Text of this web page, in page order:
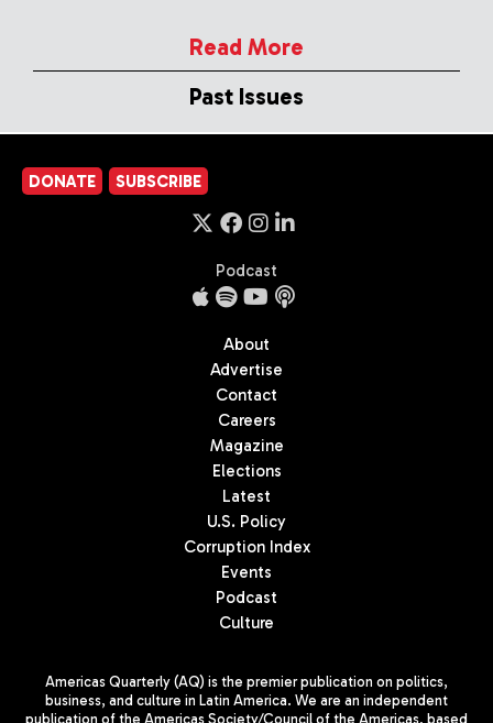
Read More
Past Issues
DONATE SUBSCRIBE
Podcast
About
Advertise
Contact
Careers
Magazine
Elections
Latest
U.S. Policy
Corruption Index
Events
Podcast
Culture
Americas Quarterly (AQ) is the premier publication on politics,
business, and culture in Latin America. We are an independent
publication of the Americas Society/Council of the Americas, based